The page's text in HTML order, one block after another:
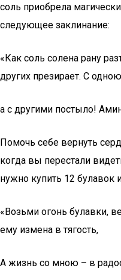
соль приобрела
следующее заклинание:
«Как соль солена рану
других презирает. С
а с другими постыло!
Помочь себе вернуть
когда вы перестали
нужно купить 12 булавок
«Возьми огонь булавки,
ему измена в тягость,
А жизнь со мною – в